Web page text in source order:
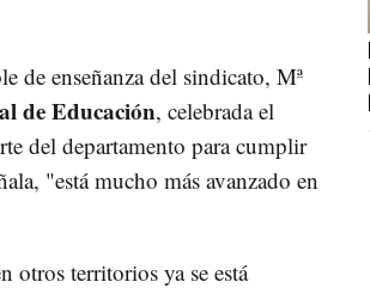
de enseñanza del sindicato, Mª
de Educación, celebrada el
del departamento para cumplir
"está mucho más avanzado en
otros territorios ya se está